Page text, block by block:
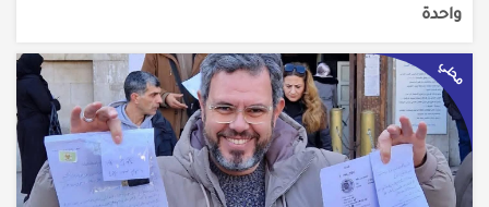
واحدة
محلي